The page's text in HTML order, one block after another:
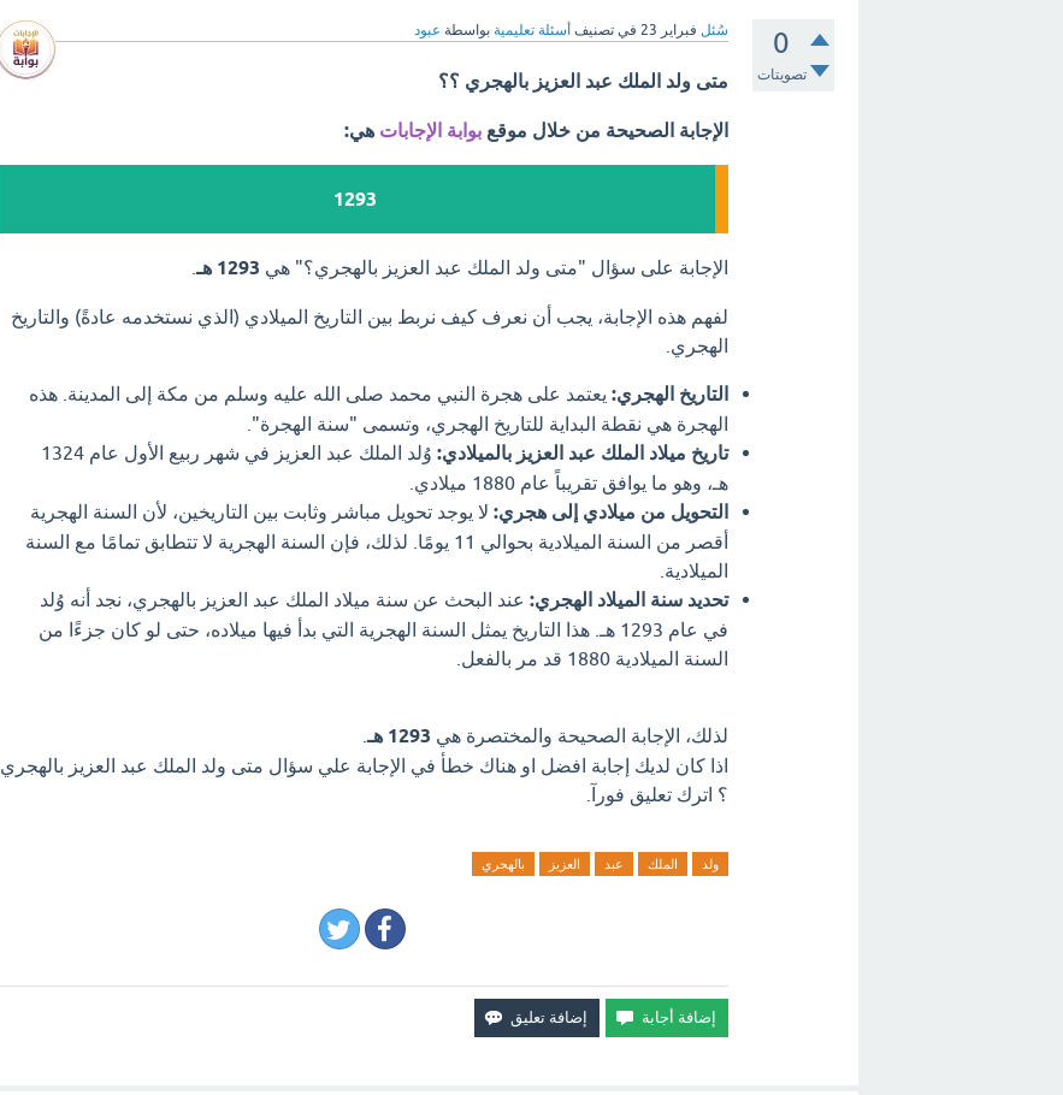
0
تصويتات
سُئل فبراير 23 في تصنيف أسئلة تعليمية بواسطة عبود
متى ولد الملك عبد العزيز بالهجري ؟؟
الإجابة الصحيحة من خلال موقع بوابة الإجابات هي:
1293
الإجابة على سؤال "متى ولد الملك عبد العزيز بالهجري؟" هي 1293 هـ .
لفهم هذه الإجابة، يجب أن نعرف كيف نربط بين التاريخ الميلادي (الذي نستخدمه عادةً) والتاريخ
الهجري.
التاريخ الهجري: يعتمد على هجرة النبي محمد صلى الله عليه وسلم من مكة إلى المدينة. هذه
الهجرة هي نقطة البداية للتاريخ الهجري، وتسمى "سنة الهجرة".
تاريخ ميلاد الملك عبد العزيز بالميلادي:
وُلد الملك عبد العزيز في شهر ربيع الأول عام 1324
هـ، وهو ما يوافق تقريباً عام 1880 ميلادي.
التحويل من ميلادي إلى هجري: لا يوجد تحويل مباشر وثابت بين التاريخين، لأن السنة الهجرية
أقصر من السنة الميلادية بحوالي 11 يومًا. لذلك، فإن السنة الهجرية لا تتطابق تمامًا مع السنة
الميلادية.
تحديد سنة الميلاد الهجري: عند البحث عن سنة ميلاد الملك عبد العزيز بالهجري، نجد أنه وُلد
في عام 1293 هـ. هذا التاريخ يمثل السنة الهجرية التي بدأ فيها ميلاده، حتى لو كان جزءًا من
السنة الميلادية 1880 قد مر بالفعل.
لذلك، الإجابة الصحيحة والمختصرة هي 1293 هـ
.
اذا كان لديك إجابة افضل او هناك خطأ في الإجابة علي سؤال متى ولد الملك عبد العزيز بالهجري
؟ اترك تعليق فورآ.
ولد الملك عبد العزيز بالهجري